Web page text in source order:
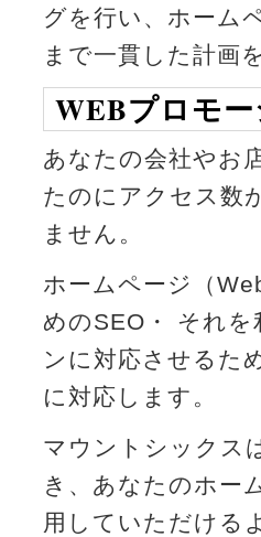
グを行い、ホーム
まで一貫した計画
WEBプロモ
あなたの会社やお
たのにアクセス数
ません。
ホームページ（
めのSEO・ それ
ンに対応させるた
に対応します。
マウントシックス
き、あなたのホー
用していただける